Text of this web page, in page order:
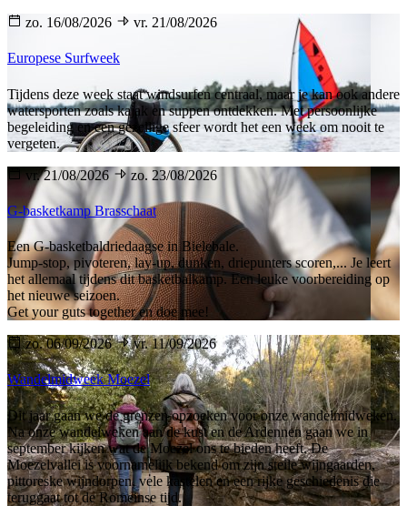
zo. 16/08/2026 vr. 21/08/2026
Europese Surfweek
Tijdens deze week staat windsurfen centraal, maar je kan ook andere
watersporten zoals kajak en suppen ontdekken. Met persoonlijke
begeleiding en een gezellige sfeer wordt het een week om nooit te
vergeten.
vr. 21/08/2026 zo. 23/08/2026
G-basketkamp Brasschaat
Een G-basketbaldriedaagse in Bielebale.
Jump-stop, pivoteren, lay-up, dunken, driepunters scoren,... Je leert
het allemaal tijdens dit basketbalkamp. Een leuke voorbereiding op
het nieuwe seizoen.
Get your guts together en doe mee!
zo. 06/09/2026 vr. 11/09/2026
Wandelmidweek Moezel
Dit jaar gaan we de grenzen opzoeken voor onze wandelmidweken.
Na onze wandelweken aan de kust en de Ardennen gaan we in
september kijken wat de Moezel ons te bieden heeft. De
Moezelvallei is voornamelijk bekend om zijn steile wijngaarden,
pittoreske wijndorpen, vele kastelen en een rijke geschiedenis die
teruggaat tot de Romeinse tijd.